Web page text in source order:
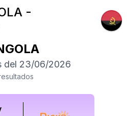
-
del 23/06/2026
s